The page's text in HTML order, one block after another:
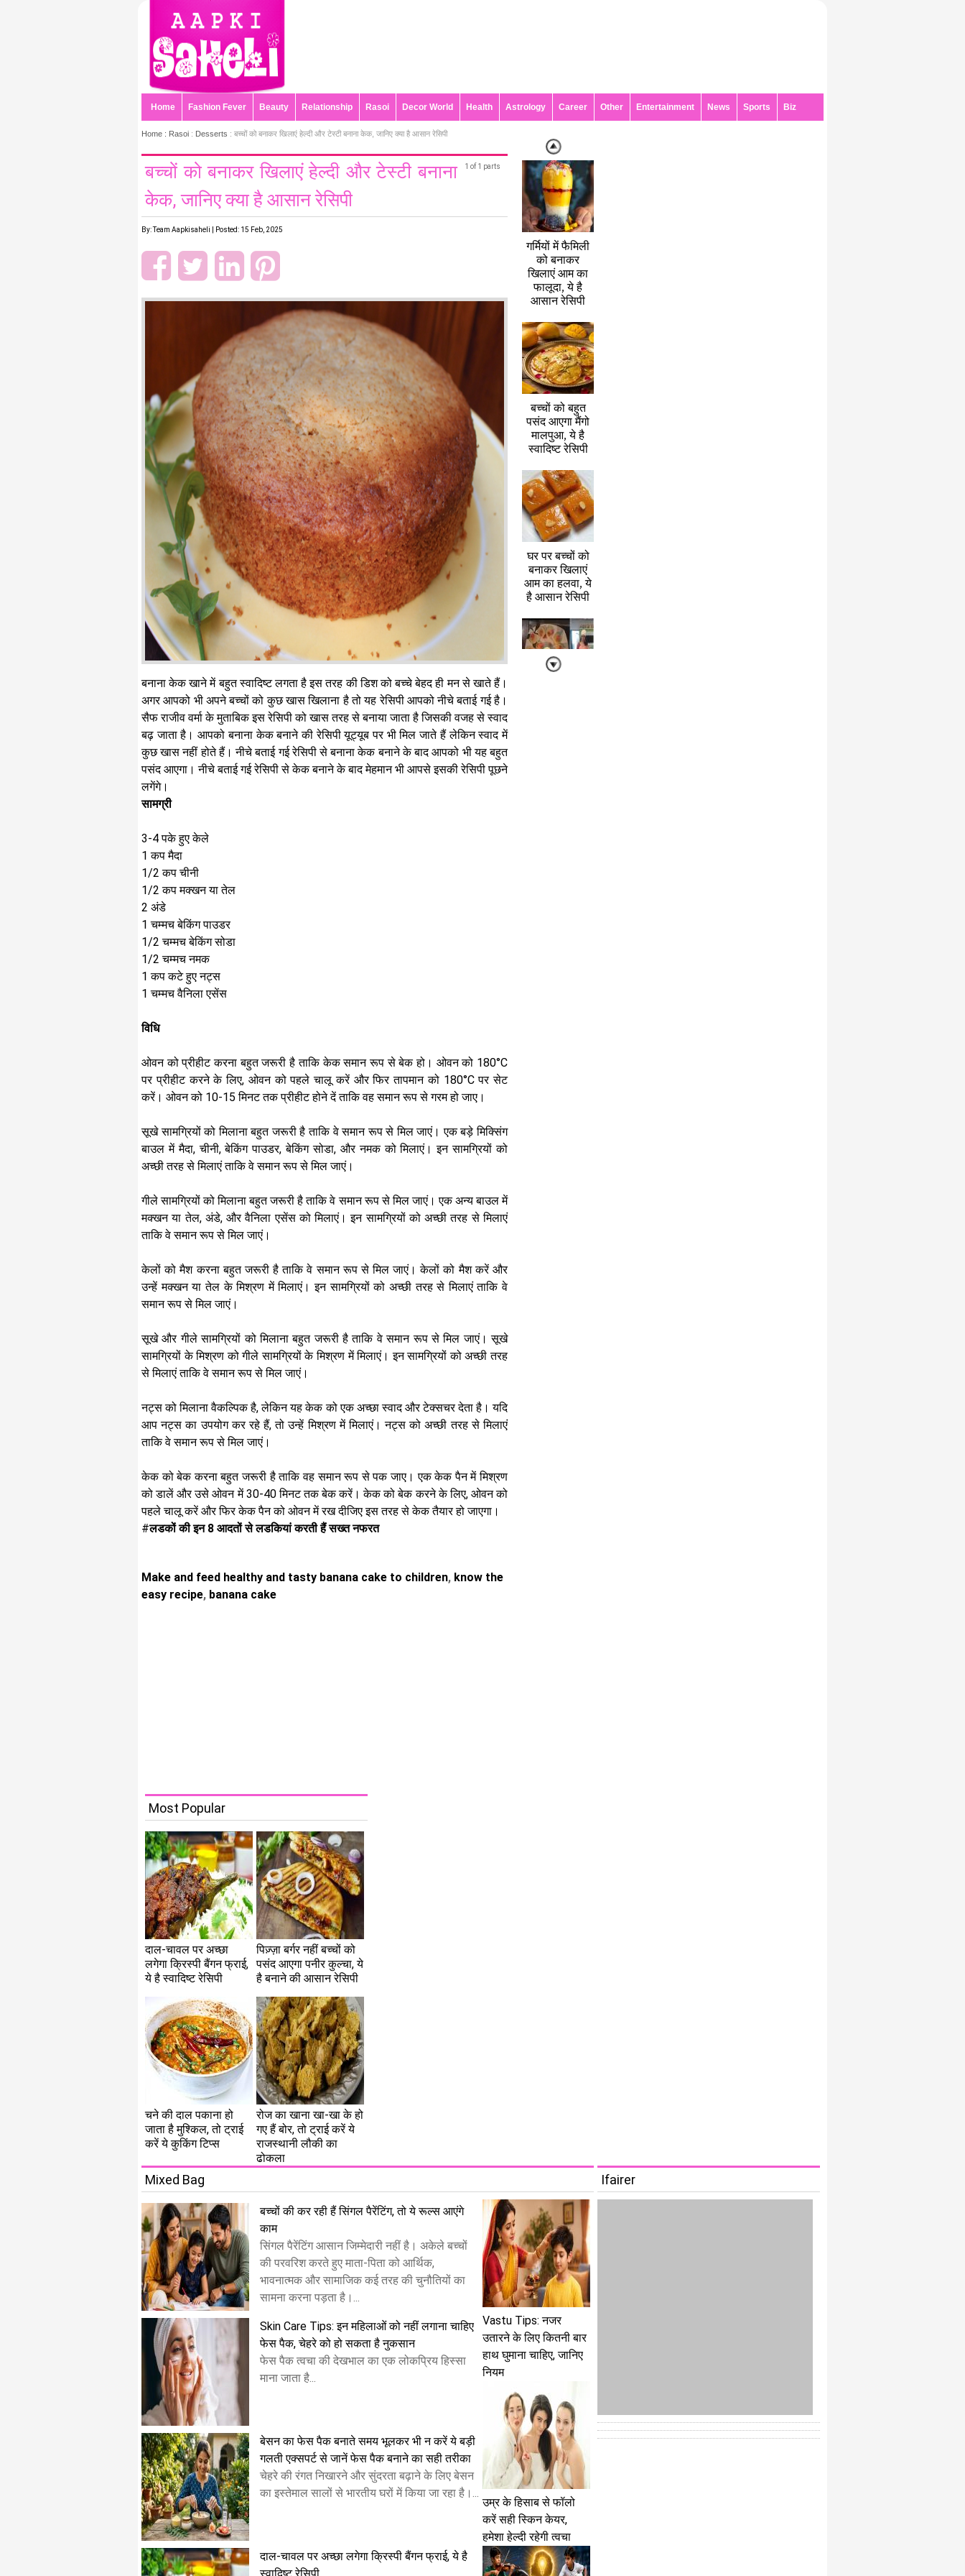
Home Fashion Fever Beauty Relationship Rasoi Decor World Health Astrology Career Other Entertainment News Sports Biz
Home : Rasoi : Desserts : बच्चों को बनाकर खिलाएं हेल्दी और टेस्टी बनाना केक, जानिए क्या है आसान रेसिपी
1 of 1 parts
बच्चों को बनाकर खिलाएं हेल्दी और टेस्टी बनाना
केक, जानिए क्या है आसान रेसिपी
By: Team Aapkisaheli | Posted: 15 Feb, 2025
बनाना केक खाने में बहुत स्वादिष्ट लगता है इस तरह की डिश को बच्चे बेहद ही मन से खाते हैं।
अगर आपको भी अपने बच्चों को कुछ खास खिलाना है तो यह रेसिपी आपको नीचे बताई गई है।
सैफ राजीव वर्मा के मुताबिक इस रेसिपी को खास तरह से बनाया जाता है जिसकी वजह से स्वाद
बढ़ जाता है। आपको बनाना केक बनाने की रेसिपी यूट्यूब पर भी मिल जाते हैं लेकिन स्वाद में
कुछ खास नहीं होते हैं। नीचे बताई गई रेसिपी से बनाना केक बनाने के बाद आपको भी यह बहुत
पसंद आएगा। नीचे बताई गई रेसिपी से केक बनाने के बाद मेहमान भी आपसे इसकी रेसिपी पूछने
लगेंगे।
सामग्री
3-4 पके हुए केले
1 कप मैदा
1/2 कप चीनी
1/2 कप मक्खन या तेल
2 अंडे
1 चम्मच बेकिंग पाउडर
1/2 चम्मच बेकिंग सोडा
1/2 चम्मच नमक
1 कप कटे हुए नट्स
1 चम्मच वैनिला एसेंस
विधि
ओवन को प्रीहीट करना बहुत जरूरी है ताकि केक समान रूप से बेक हो। ओवन को 180°C
पर प्रीहीट करने के लिए, ओवन को पहले चालू करें और फिर तापमान को 180°C पर सेट
करें। ओवन को 10-15 मिनट तक प्रीहीट होने दें ताकि वह समान रूप से गरम हो जाए।
सूखे सामग्रियों को मिलाना बहुत जरूरी है ताकि वे समान रूप से मिल जाएं। एक बड़े मिक्सिंग
बाउल में मैदा, चीनी, बेकिंग पाउडर, बेकिंग सोडा, और नमक को मिलाएं। इन सामग्रियों को
अच्छी तरह से मिलाएं ताकि वे समान रूप से मिल जाएं।
गीले सामग्रियों को मिलाना बहुत जरूरी है ताकि वे समान रूप से मिल जाएं। एक अन्य बाउल में
मक्खन या तेल, अंडे, और वैनिला एसेंस को मिलाएं। इन सामग्रियों को अच्छी तरह से मिलाएं
ताकि वे समान रूप से मिल जाएं।
केलों को मैश करना बहुत जरूरी है ताकि वे समान रूप से मिल जाएं। केलों को मैश करें और
उन्हें मक्खन या तेल के मिश्रण में मिलाएं। इन सामग्रियों को अच्छी तरह से मिलाएं ताकि वे
समान रूप से मिल जाएं।
सूखे और गीले सामग्रियों को मिलाना बहुत जरूरी है ताकि वे समान रूप से मिल जाएं। सूखे
सामग्रियों के मिश्रण को गीले सामग्रियों के मिश्रण में मिलाएं। इन सामग्रियों को अच्छी तरह
से मिलाएं ताकि वे समान रूप से मिल जाएं।
नट्स को मिलाना वैकल्पिक है, लेकिन यह केक को एक अच्छा स्वाद और टेक्सचर देता है। यदि
आप नट्स का उपयोग कर रहे हैं, तो उन्हें मिश्रण में मिलाएं। नट्स को अच्छी तरह से मिलाएं
ताकि वे समान रूप से मिल जाएं।
केक को बेक करना बहुत जरूरी है ताकि वह समान रूप से पक जाए। एक केक पैन में मिश्रण
को डालें और उसे ओवन में 30-40 मिनट तक बेक करें। केक को बेक करने के लिए, ओवन को
पहले चालू करें और फिर केक पैन को ओवन में रख दीजिए इस तरह से केक तैयार हो जाएगा।
#लडकों की इन 8 आदतों से लडकियां करती हैं सख्त नफरत
Make and feed healthy and tasty banana cake to children, know the
easy recipe, banana cake
गर्मियों में फैमिली
को बनाकर
खिलाएं आम का
फालूदा, ये है
आसान रेसिपी
बच्चों को बहुत
पसंद आएगा मैंगो
मालपुआ, ये है
स्वादिष्ट रेसिपी
घर पर बच्चों को
बनाकर खिलाएं
आम का हलवा, ये
है आसान रेसिपी
Most Popular
दाल-चावल पर अच्छा
लगेगा क्रिस्पी बैंगन फ्राई,
ये है स्वादिष्ट रेसिपी
पिज़्ज़ा बर्गर नहीं बच्चों को
पसंद आएगा पनीर कुल्चा, ये
है बनाने की आसान रेसिपी
चने की दाल पकाना हो
जाता है मुश्किल, तो ट्राई
करें ये कुकिंग टिप्स
रोज का खाना खा-खा के हो
गए हैं बोर, तो ट्राई करें ये
राजस्थानी लौकी का
ढोकला
Mixed Bag
बच्चों की कर रही हैं सिंगल पैरेंटिंग, तो ये रूल्स आएंगे
काम
सिंगल पैरेंटिंग आसान जिम्मेदारी नहीं है। अकेले बच्चों
की परवरिश करते हुए माता-पिता को आर्थिक,
भावनात्मक और सामाजिक कई तरह की चुनौतियों का
सामना करना पड़ता है।...
Skin Care Tips: इन महिलाओं को नहीं लगाना चाहिए
फेस पैक, चेहरे को हो सकता है नुकसान
फेस पैक त्वचा की देखभाल का एक लोकप्रिय हिस्सा
माना जाता है...
बेसन का फेस पैक बनाते समय भूलकर भी न करें ये बड़ी
गलती एक्सपर्ट से जानें फेस पैक बनाने का सही तरीका
चेहरे की रंगत निखारने और सुंदरता बढ़ाने के लिए बेसन
का इस्तेमाल सालों से भारतीय घरों में किया जा रहा है।...
दाल-चावल पर अच्छा लगेगा क्रिस्पी बैंगन फ्राई, ये है
Vastu Tips: नजर
उतारने के लिए कितनी बार
हाथ घुमाना चाहिए, जानिए
नियम
उम्र के हिसाब से फॉलो
करें सही स्किन केयर,
हमेशा हेल्दी रहेगी त्वचा
Ifairer